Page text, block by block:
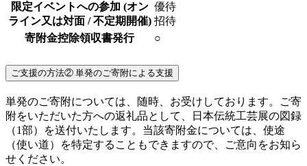
限定イベントへの参加 (オン
ライン又は対面 / 不定期開催)
優待
招待
寄附金控除領収書発行
○
ご支援の方法② 単発のご寄附による支援
単発のご寄附については、随時、お受けしております。ご寄
附をいただいた方への返礼品として、日本伝統工芸展の図録
（1部）を送付いたします。当該寄附金については、使途
（使い道）を特定することもできますので、ご意向をお知ら
せください。